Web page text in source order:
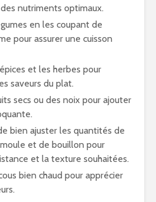
nutriments optimaux.
en les coupant de
pour assurer une cuisson
et les herbes pour
saveurs du plat.
secs ou des noix pour ajouter
bien ajuster les quantités de
et de bouillon pour
et la texture souhaitées.
bien chaud pour apprécier